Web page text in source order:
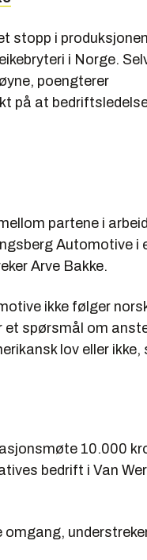
stopp i
i Norge.
poengterer
på at
partene i
Automotive i
Arve Bakke.
ikke følger
et spørsmål om
lov eller ikke,
10.000
bedrift i Van